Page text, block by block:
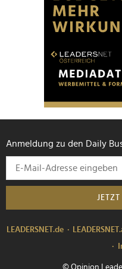
Anmeldung zu den Daily
LEADERSNET.de